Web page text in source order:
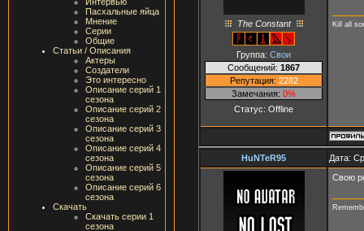
Пасхальные яйца
Мнение
Серии
Общие
Статьи / Описания
Актеры
Создатели
Это интересно
Описание серий 1
сезона
Описание серий 2
сезона
Описание серий 3
сезона
Описание серий 4
сезона
Описание серий 5
сезона
Описание серий 6
сезона
Скачать
Скачать серии 1
сезона
The Constant
Группа: Свои
Сообщений: 1867
Репутация: 2282
Замечания: 0%
Статус: Offline
Kill all
HuNTeR95 Дата:
Свою